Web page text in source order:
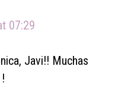
07:29
Javi!! Muchas